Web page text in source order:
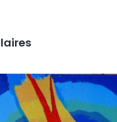
Plant – Shaken ‘N’ Stirred LP